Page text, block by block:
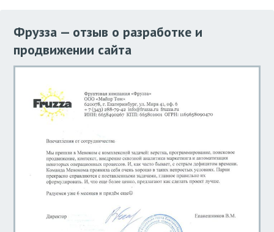
Фрузза — отзыв о разработке и
продвижении сайта